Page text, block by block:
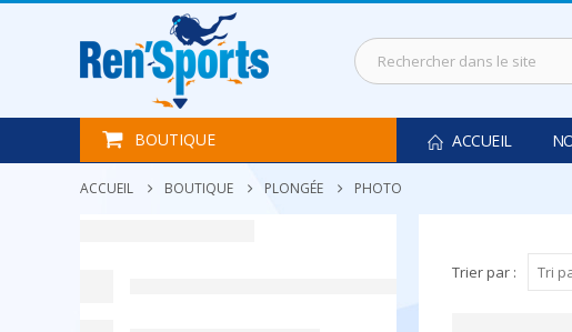
BOUTIQUE ACCUEIL
ACCUEIL BOUTIQUE PLONGÉE PHOTO
Trier par :